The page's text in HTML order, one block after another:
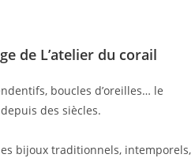
de L’atelier du corail
boucles d’oreilles… le
des siècles.
bijoux traditionnels, intemporels,